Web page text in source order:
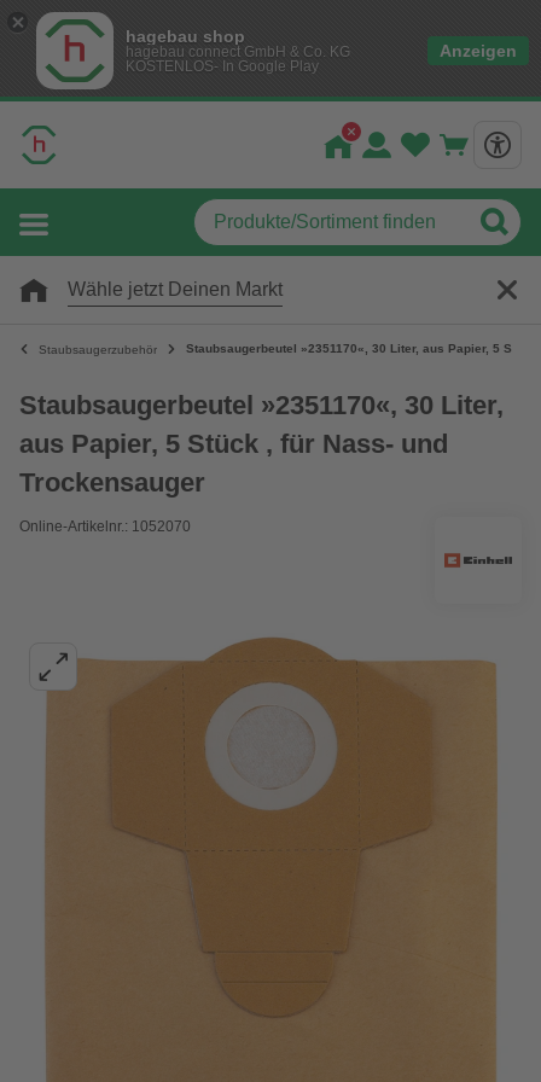
hagebau shop
hagebau connect GmbH & Co. KG
KOSTENLOS- In Google Play
Anzeigen
Wähle jetzt Deinen Markt
Staubsaugerzubehör Staubsaugerbeutel »2351170«, 30 Liter, aus Papier, 5
Staubsaugerbeutel »2351170«, 30 Liter,
aus Papier, 5 Stück , für Nass- und
Trockensauger
Online-Artikelnr.: 1052070